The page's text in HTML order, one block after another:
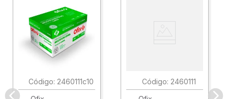
: 2460111c10
: 2460111